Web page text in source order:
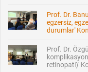
Prof. Dr.
egzersiz,
durumlar'
Prof. Dr.
retinopati)'